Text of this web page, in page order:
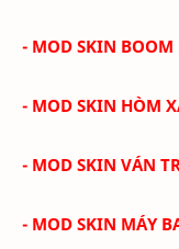
- MOD SKIN BOOM
- MOD SKIN HÒM
- MOD SKIN VÁN
- MOD SKIN MÁY